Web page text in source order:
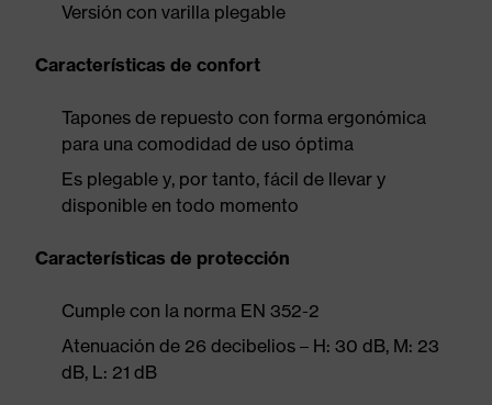
Versión con varilla plegable
Características de confort
Tapones de repuesto con forma ergonómica
para una comodidad de uso óptima
Es plegable y, por tanto, fácil de llevar y
disponible en todo momento
Características de protección
Cumple con la norma EN 352-2
Atenuación de 26 decibelios – H: 30 dB, M: 23
dB, L: 21 dB